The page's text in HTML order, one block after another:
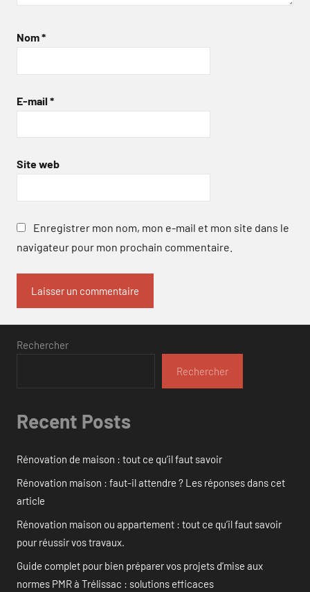
Nom*
E-mail *
Site web
Enregistrer mon nom, mon e-mail et mon site dans le
navigateur pour mon prochain commentaire.
Rechercher
Rechercher
Recent Posts
Rénovation de maison : tout ce qu’il faut savoir
Rénovation maison : faut-il attendre ? Les réponses dans cet
article
Rénovation maison ou appartement : tout ce qu’il faut savoir
pour réussir vos travaux.
Guide complet pour bien préparer vos projets d’mise aux
normes PMR à Trélissac : solutions efficaces